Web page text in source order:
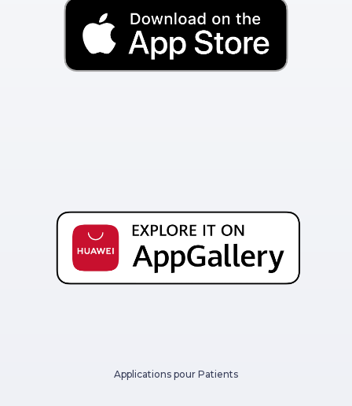
Applications pour Patients